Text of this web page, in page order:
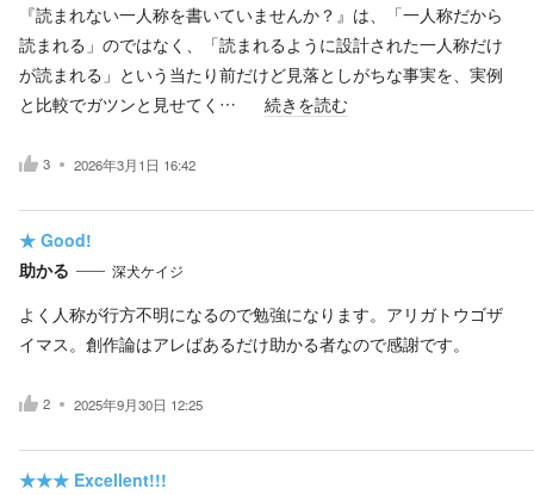
『読まれない一人称を書いていませんか？』は、「一人称だから
読まれる」のではなく、「読まれるように設計された一人称だけ
が読まれる」という当たり前だけど見落としがちな事実を、実例
と比較でガツンと見せてく…
続きを読む
3 2026年3月1日 16:42
★ Good!
助かる
深犬ケイジ
よく人称が行方不明になるので勉強になります。アリガトウゴザ
イマス。創作論はアレばあるだけ助かる者なので感謝です。
2 2025年9月30日 12:25
★★★ Excellent!!!